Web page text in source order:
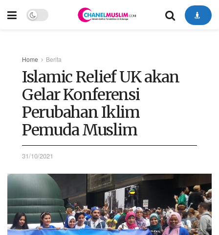
Home Berita
Islamic Relief UK akan
Gelar Konferensi
Perubahan Iklim
Pemuda Muslim
31/10/2021